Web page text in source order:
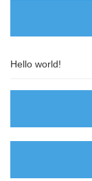
Hello world!